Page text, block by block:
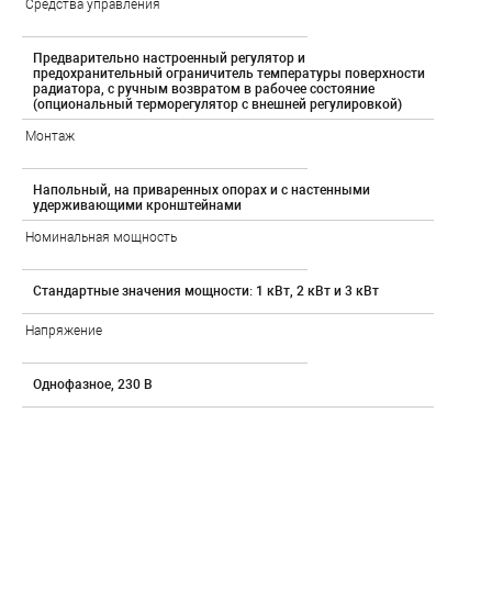
Средства управления
Предварительно настроенный регулятор и
предохранительный ограничитель температуры поверхности
радиатора, с ручным возвратом в рабочее состояние
(опциональный терморегулятор с внешней регулировкой)
Монтаж
Напольный, на приваренных опорах и с настенными
удерживающими кронштейнами
Номинальная мощность
Стандартные значения мощности: 1 кВт, 2 кВт и 3 кВт
Напряжение
Однофазное, 230 В